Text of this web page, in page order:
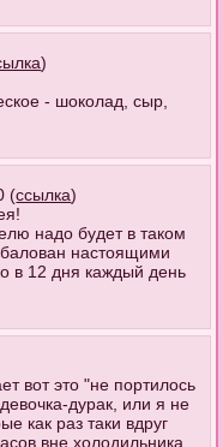
)
- шоколад, сыр,
(ссылка)
надо будет в таком
настоящими
в 12 дня каждый день
вот это "не портилось
дурак, или я не
как раз таки вдруг
вне холодильника...